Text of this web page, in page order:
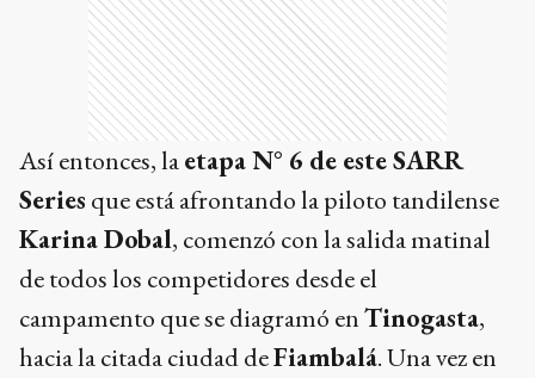
Así entonces, laetapa N° 6 de este SARR
Series que está afrontando la piloto tandilense
Karina Dobal, comenzó con la salida matinal
de todos los competidores desde el
campamento que se diagramó enTinogasta,
hacia la citada ciudad deFiambalá. Una vez en